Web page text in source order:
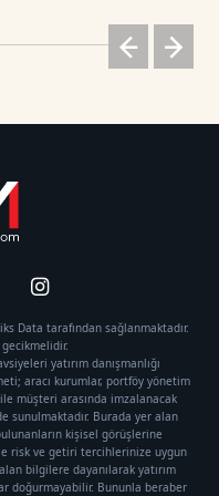
Data tarafından sağlanmaktadır.
yatırım danışmanlığı
aracı kurumlar, portföy yönetim
müşteri arasında imzalanacak
sunulmaktadır. Burada yer alan
kişisel görüşlerine
risk ve getiri tercihlerinize uygun
bilgilere dayanılarak yatırım
doğurmayabilir. Bununla beraber